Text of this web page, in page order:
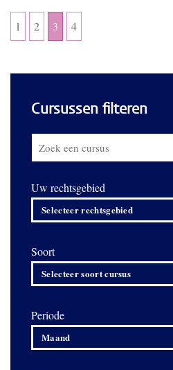
1 2 3 4
Cursussen filteren
Uw rechtsgebied
Selecteer rechtsgebied
Soort
Selecteer soort cursus
Periode
Maand